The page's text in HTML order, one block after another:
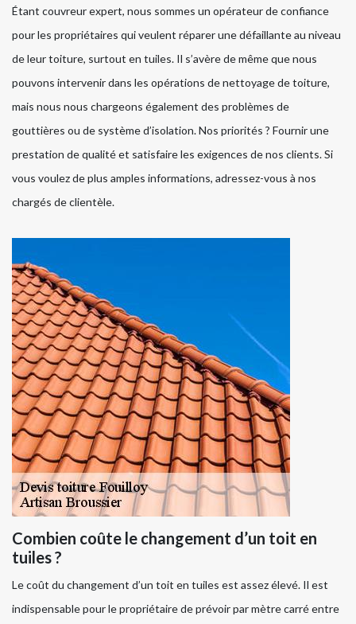
Étant couvreur expert, nous sommes un opérateur de confiance
pour les propriétaires qui veulent réparer une défaillante au niveau
de leur toiture, surtout en tuiles. Il s’avère de même que nous
pouvons intervenir dans les opérations de nettoyage de toiture,
mais nous nous chargeons également des problèmes de
gouttières ou de système d’isolation. Nos priorités ? Fournir une
prestation de qualité et satisfaire les exigences de nos clients. Si
vous voulez de plus amples informations, adressez-vous à nos
chargés de clientèle.
Combien coûte le changement d’un toit en
tuiles ?
Le coût du changement d’un toit en tuiles est assez élevé. Il est
indispensable pour le propriétaire de prévoir par mètre carré entre